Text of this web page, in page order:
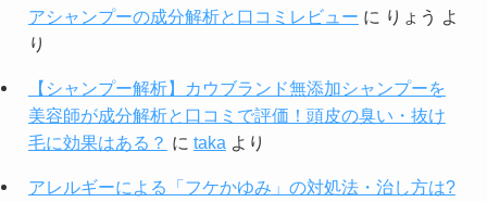
アシャンプーの成分解析と口コミレビュー に りょう よ
り
【シャンプー解析】カウブランド無添加シャンプーを
美容師が成分解析と口コミで評価！頭皮の臭い・抜け
毛に効果はある？ に taka より
アレルギーによる「フケかゆみ」の対処法・治し方は?